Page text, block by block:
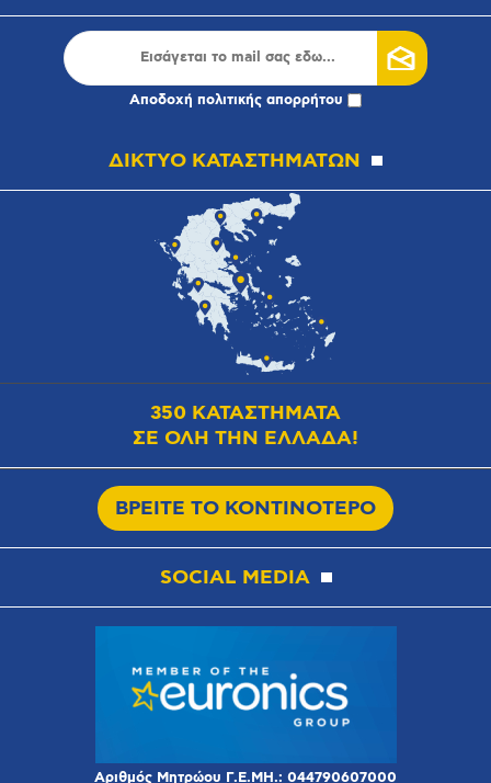
Αποδοχή πολιτικής απορρήτου
ΔΙΚΤΥΟ ΚΑΤΑΣΤΗΜΑΤΩΝ
350 ΚΑΤΑΣΤΗΜΑΤΑ
ΣΕ ΟΛΗ ΤΗΝ ΕΛΛΑΔΑ!
ΒΡΕΙΤΕ ΤΟ ΚΟΝΤΙΝΟΤΕΡΟ
SOCIAL MEDIA